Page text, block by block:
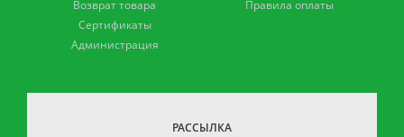
Возврат товара
Сертификаты
Администрация
Правила оплаты
РАССЫЛКА